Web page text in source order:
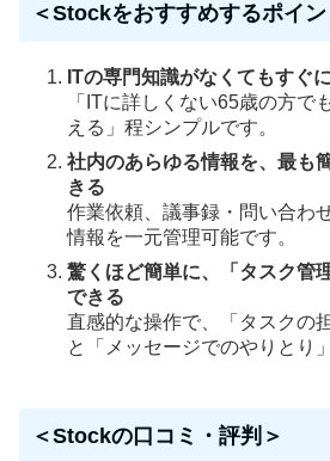
＜Stockをおすすめするポイン
ITの専門知識がなくてもすぐ
「ITに詳しくない65歳の方で
える」程シンプルです。
社内のあらゆる情報を、最も
きる
作業依頼、議事録・問い合わ
情報を一元管理可能です。
驚くほど簡単に、「タスク管
できる
直感的な操作で、「タスクの
と「メッセージでのやりとり
＜Stockの口コミ・評判＞